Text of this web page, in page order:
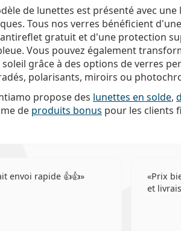
de lunettes est présenté avec
Tous nos verres bénéficient
gratuit et d'une protection
Vous pouvez également
grâce à des options de verres
polarisants, miroirs ou
propose des lunettes en solde,
de produits bonus pour les clients
envoi rapide 👍👍
Prix
et